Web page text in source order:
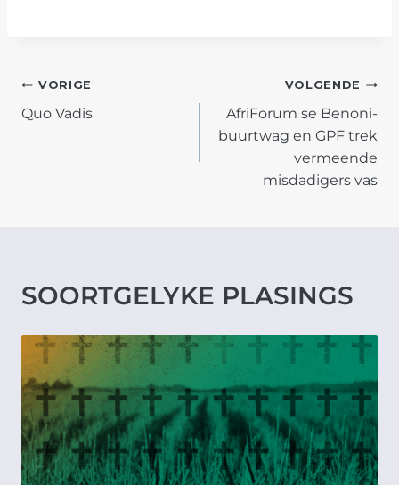
POST
NAVIGATION
VORIGE
Quo Vadis
VOLGENDE
AfriForum se Benoni-
buurtwag en GPF trek
vermeende
misdadigers vas
SOORTGELYKE PLASINGS